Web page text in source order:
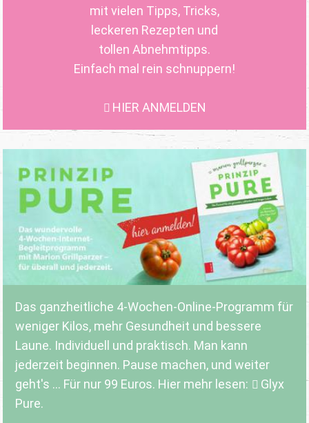
mit vielen Tipps, Tricks,
leckeren Rezepten und
tollen Abnehmtipps.
Einfach mal rein schnuppern!
HIER ANMELDEN
Das ganzheitliche 4-Wochen-Online-Programm für
weniger Kilos, mehr Gesundheit und bessere
Laune. Individuell und praktisch. Man kann
jederzeit beginnen. Pause machen, und weiter
geht's ... Für nur 99 Euros. Hier mehr lesen:
Glyx
Pure.